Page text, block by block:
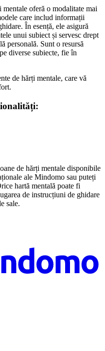
mentale oferă o modalitate mai
care includ informații
În esență, ele asigură
unui subiect și servesc drept
personală. Sunt o resursă
diverse subiecte, fie în
de hărți mentale, care vă
de hărți mentale disponibile
ale Mindomo sau puteți
hartă mentală poate fi
de instrucțiuni de ghidare
sale.